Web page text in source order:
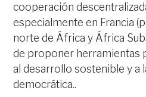
cooperación
especialmente en Francia
norte de África y África
de proponer herramientas
al desarrollo sostenible y a
democrática..